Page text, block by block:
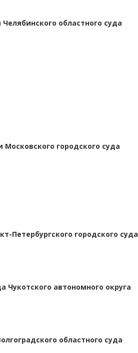
областного суда
Московского городского суда
Петербургского городского суда
Чукотского автономного округа
областного суда